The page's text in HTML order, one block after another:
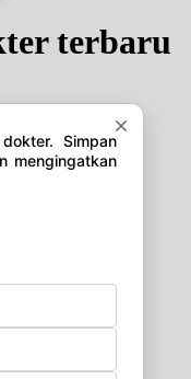
terbaru